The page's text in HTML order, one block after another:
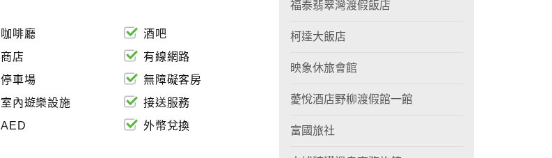
咖啡廳
酒吧
商店
有線網路
停車場
無障礙客房
室內遊樂設施
接送服務
AED
外幣兌換
福泰翡翠灣渡假飯店
柯達大飯店
映象休旅會館
薆悅酒店野柳渡假館一館
富國旅社